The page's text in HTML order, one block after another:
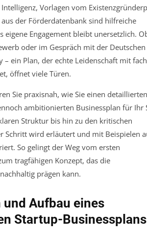
Vorlagen vom
der Förderdatenbank sind hilfreiche
eigene Engagement bleibt unersetzlich.
oder im Gespräch mit der Deutschen
– ein Plan, der echte Leidenschaft mit
öffnet viele Türen.
Sie praxisnah, wie Sie einen
ambitionierten Businessplan für Ihr
Struktur bis hin zu den kritischen
Schritt wird erläutert und mit Beispielen
So gelingt der Weg vom ersten
tragfähigen Konzept, das die
prägen kann.
und Aufbau eines
Startup-Businessplans